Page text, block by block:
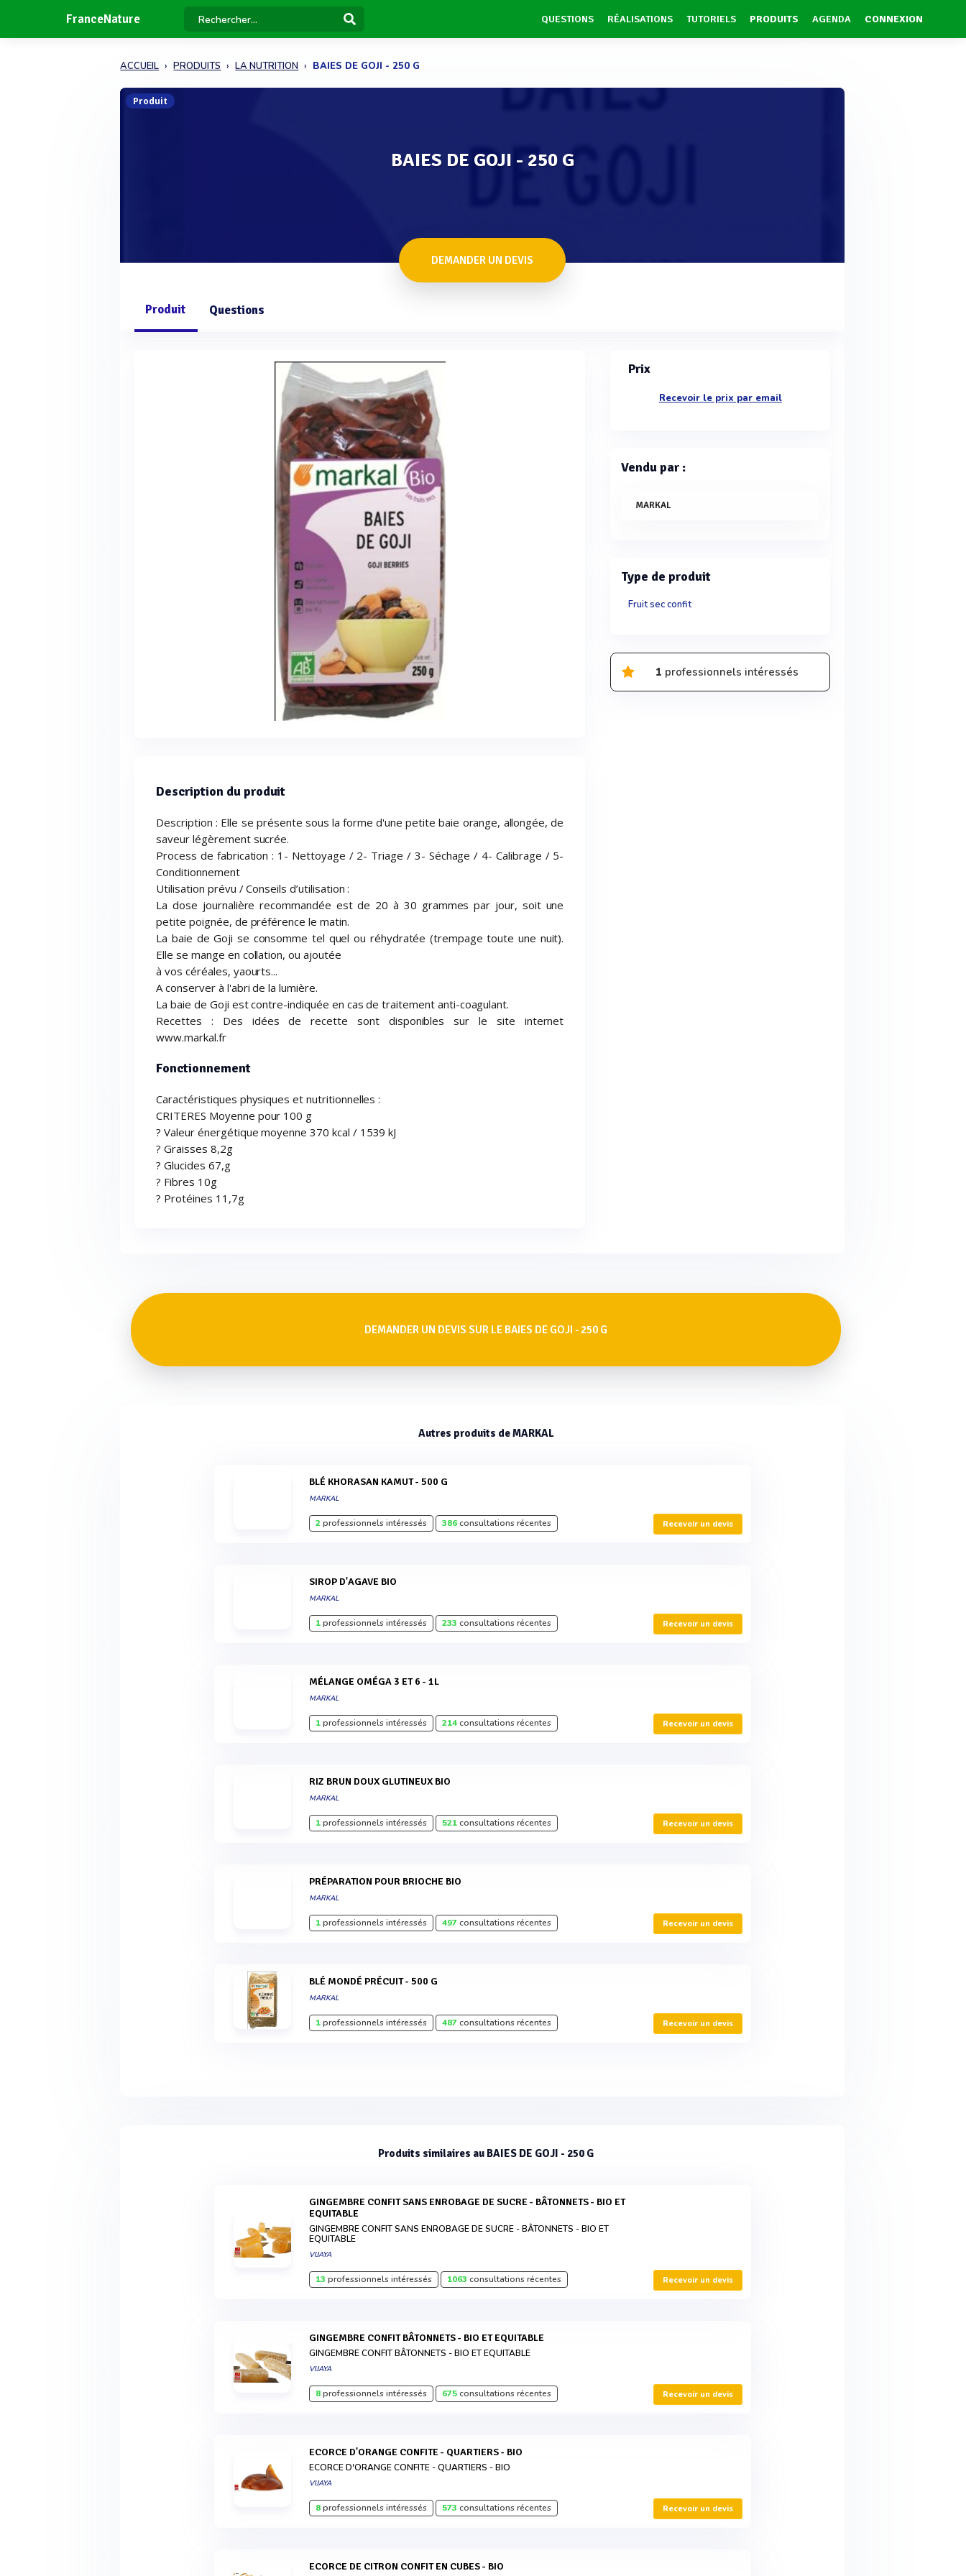
FranceNature QUESTIONS RÉALISATIONS TUTORIELS PRODUITS AGENDA CONNEXION
ACCUEIL PRODUITS LA NUTRITION BAIES DE GOJI - 250 G
Produit
BAIES DE GOJI - 250 G
DEMANDER UN DEVIS
Produit Questions
Description du produit
Description : Elle se présente sous la forme d'une petite baie orange, allongée, de
saveur légèrement sucrée.
Process de fabrication : 1- Nettoyage / 2- Triage / 3- Séchage / 4- Calibrage / 5-
Conditionnement
Utilisation prévu / Conseils d’utilisation :
La dose journalière recommandée est de 20 à 30 grammes par jour, soit une
petite poignée, de préférence le matin.
La baie de Goji se consomme tel quel ou réhydratée (trempage toute une nuit).
Elle se mange en collation, ou ajoutée
à vos céréales, yaourts...
A conserver à l'abri de la lumière.
La baie de Goji est contre-indiquée en cas de traitement anti-coagulant.
Recettes : Des idées de recette sont disponibles sur le site internet
www.markal.fr
Fonctionnement
Caractéristiques physiques et nutritionnelles :
CRITERES Moyenne pour 100 g
? Valeur énergétique moyenne 370 kcal / 1539 kJ
? Graisses 8,2g
? Glucides 67,g
? Fibres 10g
? Protéines 11,7g
Prix
Recevoir le prix par email
Vendu par :
MARKAL
Type de produit
Fruit sec confit
1 professionnels intéressés
DEMANDER UN DEVIS SUR LE BAIES DE GOJI - 250 G
Autres produits de MARKAL
BLÉ KHORASAN KAMUT - 500 G
MARKAL
2professionnels intéressés 386consultations récentes Recevoir un devis
SIROP D'AGAVE BIO
MARKAL
1professionnels intéressés 233 consultations récentes Recevoir un devis
MÉLANGE OMÉGA 3 ET 6 - 1L
MARKAL
1professionnels intéressés 214consultations récentes Recevoir un devis
RIZ BRUN DOUX GLUTINEUX BIO
MARKAL
1professionnels intéressés 521consultations récentes Recevoir un devis
PRÉPARATION POUR BRIOCHE BIO
MARKAL
1professionnels intéressés 497consultations récentes Recevoir un devis
BLÉ MONDÉ PRÉCUIT - 500 G
MARKAL
1professionnels intéressés 487consultations récentes Recevoir un devis
Produits similaires au BAIES DE GOJI - 250 G
GINGEMBRE CONFIT SANS ENROBAGE DE SUCRE - BÂTONNETS - BIO ET
EQUITABLE
GINGEMBRE CONFIT SANS ENROBAGE DE SUCRE - BÂTONNETS - BIO ET
EQUITABLE
VIJAYA
13 professionnels intéressés 1063 consultations récentes Recevoir un devis
GINGEMBRE CONFIT BÂTONNETS - BIO ET EQUITABLE
GINGEMBRE CONFIT BÂTONNETS - BIO ET EQUITABLE
VIJAYA
8professionnels intéressés 675consultations récentes Recevoir un devis
ECORCE D'ORANGE CONFITE - QUARTIERS - BIO
ECORCE D'ORANGE CONFITE - QUARTIERS - BIO
VIJAYA
8professionnels intéressés 573 consultations récentes Recevoir un devis
ECORCE DE CITRON CONFIT EN CUBES - BIO